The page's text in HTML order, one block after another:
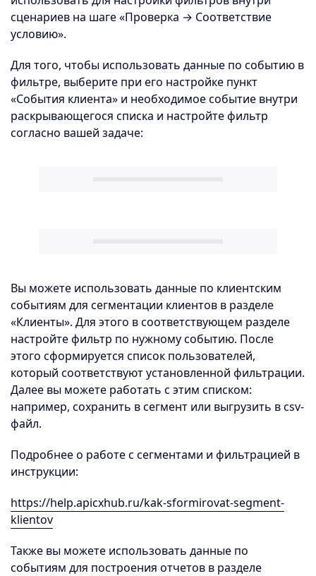
сценариев на шаге «Проверка → Соответствие
условию».
Для того, чтобы использовать данные по событию в
фильтре, выберите при его настройке пункт
«События клиента» и необходимое событие внутри
раскрывающегося списка и настройте фильтр
согласно вашей задаче:
Вы можете использовать данные по клиентским
событиям для сегментации клиентов в разделе
«Клиенты». Для этого в соответствующем разделе
настройте фильтр по нужному событию. После
этого сформируется список пользователей,
который соответствуют установленной фильтрации.
Далее вы можете работать с этим списком:
например, сохранить в сегмент или выгрузить в csv-
файл.
Подробнее о работе с сегментами и фильтрацией в
инструкции:
https://help.apicxhub.ru/kak-sformirovat-segment-
klientov
Также вы можете использовать данные по
событиям для построения отчетов в разделе